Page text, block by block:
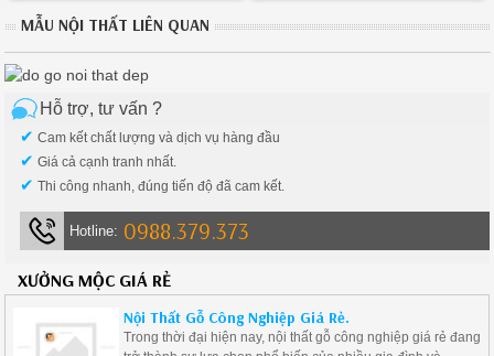
giữa thiết kế và tính tiện ích.
những không gian làm việc hiện
đại và tiện nghi.
MẪU NỘI THẤT LIÊN QUAN
Hỗ trợ, tư vấn ?
✔ Cam kết chất lượng và dịch vụ hàng đầu
✔ Giá cả cạnh tranh nhất.
✔ Thi công nhanh, đúng tiến độ đã cam kết.
Hotline: 0988.379.373
XƯỞNG MỘC GIÁ RẺ
Nội Thất Gỗ Công Nghiệp Giá Rẻ.
Trong thời đại hiện nay, nội thất gỗ công nghiệp giá rẻ đang